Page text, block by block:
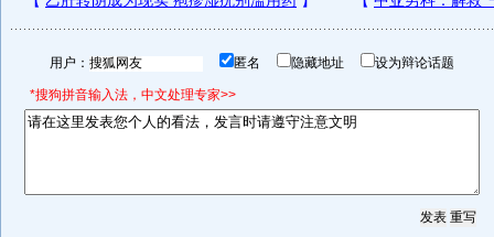
用户： 匿名 隐藏地址 设为辩论话题
*搜狗拼音输入法，中文处理专家>>